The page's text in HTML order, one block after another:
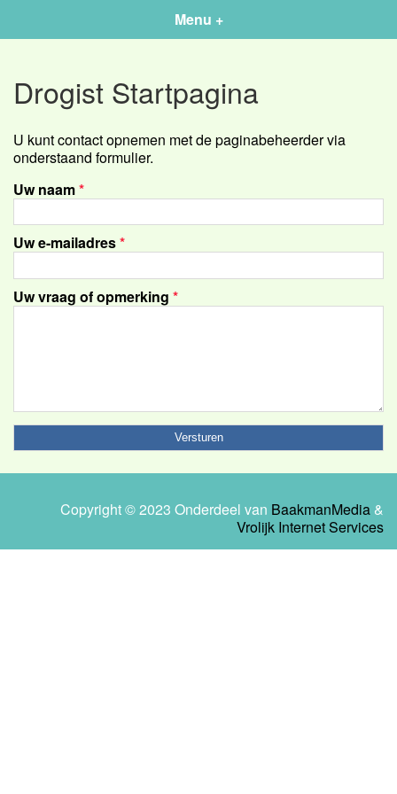
Menu +
Drogist Startpagina
U kunt contact opnemen met de paginabeheerder via
onderstaand formulier.
Uw naam*
Uw e-mailadres*
Uw vraag of opmerking *
Copyright © 2023 Onderdeel van BaakmanMedia &
Vrolijk Internet Services